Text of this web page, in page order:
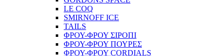
LE COQ
SMIRNOFF ICE
TAILS
ΦΡΟΥ-ΦΡΟΥ ΣΙΡΟΠΙ
ΦΡΟΥ-ΦΡΟΥ ΠΟΥΡΕΣ
ΦΡΟΥ-ΦΡΟΥ CORDIALS